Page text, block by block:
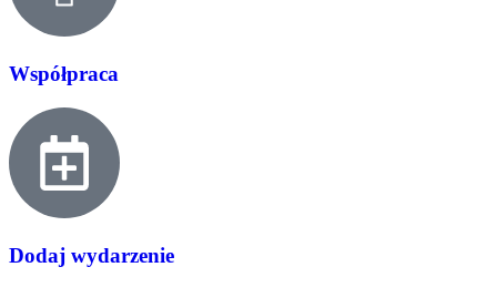
Współpraca
Dodaj wydarzenie